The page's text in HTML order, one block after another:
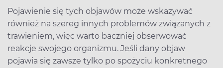
Pojawienie się tych objawów może wskazywać
również na szereg innych problemów związanych z
trawieniem, więc warto baczniej obserwować
reakcje swojego organizmu. Jeśli dany objaw
pojawia się zawsze tylko po spożyciu konkretnego